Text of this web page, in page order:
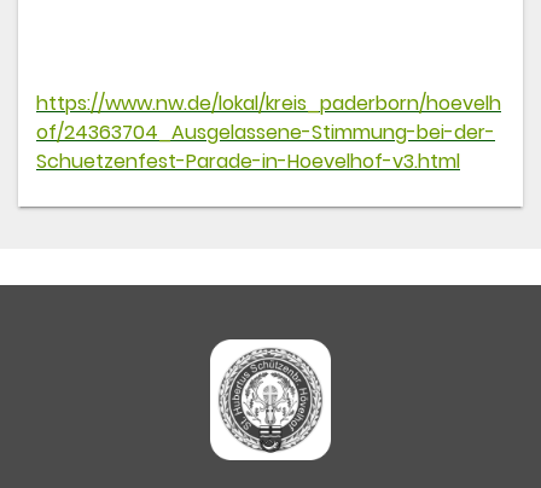
https://www.nw.de/lokal/kreis_paderborn/hoevelh
of/24363704_Ausgelassene-Stimmung-bei-der-
Schuetzenfest-Parade-in-Hoevelhof-v3.html